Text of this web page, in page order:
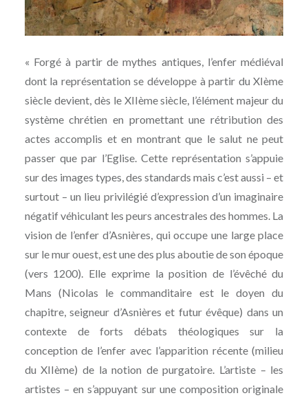
« Forgé à partir de mythes antiques, l’enfer médiéval
dont la représentation se développe à partir du XIème
siècle devient, dès le XIIème siècle, l’élément majeur du
système chrétien en promettant une rétribution des
actes accomplis et en montrant que le salut ne peut
passer que par l’Eglise. Cette représentation s’appuie
sur des images types, des standards mais c’est aussi – et
surtout – un lieu privilégié d’expression d’un imaginaire
négatif véhiculant les peurs ancestrales des hommes. La
vision de l’enfer d’Asnières, qui occupe une large place
sur le mur ouest, est une des plus aboutie de son époque
(vers 1200). Elle exprime la position de l’évêché du
Mans (Nicolas le commanditaire est le doyen du
chapitre, seigneur d’Asnières et futur évêque) dans un
contexte de forts débats théologiques sur la
conception de l’enfer avec l’apparition récente (milieu
du XIIème) de la notion de purgatoire. L’artiste – les
artistes – en s’appuyant sur une composition originale